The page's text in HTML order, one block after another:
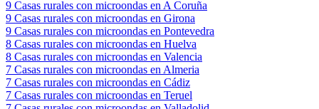
9 Casas rurales con microondas en A Coruña
9 Casas rurales con microondas en Girona
9 Casas rurales con microondas en Pontevedra
8 Casas rurales con microondas en Huelva
8 Casas rurales con microondas en Valencia
7 Casas rurales con microondas en Almeria
7 Casas rurales con microondas en Cádiz
7 Casas rurales con microondas en Teruel